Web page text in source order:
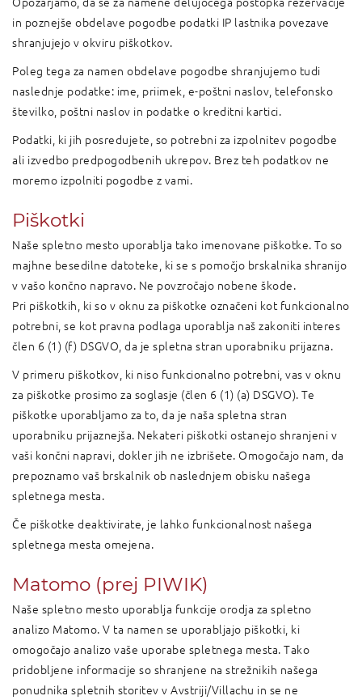
in poznejše obdelave pogodbe podatki IP lastnika povezave
shranjujejo v okviru piškotkov.
Poleg tega za namen obdelave pogodbe shranjujemo tudi
naslednje podatke: ime, priimek, e-poštni naslov, telefonsko
številko, poštni naslov in podatke o kreditni kartici.
Podatki, ki jih posredujete, so potrebni za izpolnitev pogodbe
ali izvedbo predpogodbenih ukrepov. Brez teh podatkov ne
moremo izpolniti pogodbe z vami.
Piškotki
Naše spletno mesto uporablja tako imenovane piškotke. To so
majhne besedilne datoteke, ki se s pomočjo brskalnika shranijo
v vašo končno napravo. Ne povzročajo nobene škode.
Pri piškotkih, ki so v oknu za piškotke označeni kot funkcionalno
potrebni, se kot pravna podlaga uporablja naš zakoniti interes
člen 6 (1) (f) DSGVO, da je spletna stran uporabniku prijazna.
V primeru piškotkov, ki niso funkcionalno potrebni, vas v oknu
za piškotke prosimo za soglasje (člen 6 (1) (a) DSGVO). Te
piškotke uporabljamo za to, da je naša spletna stran
uporabniku prijaznejša. Nekateri piškotki ostanejo shranjeni v
vaši končni napravi, dokler jih ne izbrišete. Omogočajo nam, da
prepoznamo vaš brskalnik ob naslednjem obisku našega
spletnega mesta.
Če piškotke deaktivirate, je lahko funkcionalnost našega
spletnega mesta omejena.
Matomo (prej PIWIK)
Naše spletno mesto uporablja funkcije orodja za spletno
analizo Matomo. V ta namen se uporabljajo piškotki, ki
omogočajo analizo vaše uporabe spletnega mesta. Tako
pridobljene informacije so shranjene na strežnikih našega
ponudnika spletnih storitev v Avstriji/Villachu in se ne